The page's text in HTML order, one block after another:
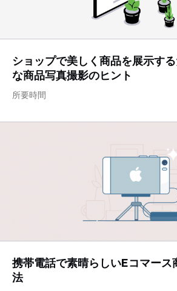
ショップで美しく商品を展示す
な商品写真撮影のヒント
所要時間
携帯電話で素晴らしいEコマース
法